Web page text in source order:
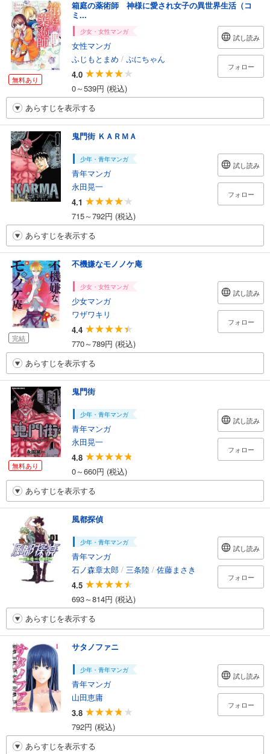
無料あり
箱庭の薬術師 神様に愛され女子の異世界生活（コ
ミ...
少女・女性マンガ
女性マンガ
ふじもとまめ / ぷにちゃん
4.0
0～539円 (税込)
試し読み
フォロー
あらすじを表示する
鬼門街 ＫＡＲＭＡ
少年・青年マンガ
青年マンガ
永田晃一
4.1
715～792円 (税込)
試し読み
フォロー
あらすじを表示する
完結
不機嫌なモノノケ庵
少女・女性マンガ
少女マンガ
ワザワキリ
4.4
770～789円 (税込)
試し読み
フォロー
あらすじを表示する
無料あり
鬼門街
少年・青年マンガ
青年マンガ
永田晃一
4.8
0～660円 (税込)
試し読み
フォロー
あらすじを表示する
風都探偵
少年・青年マンガ
青年マンガ
石ノ森章太郎 / 三条陸 / 佐藤まさき
4.5
693～814円 (税込)
試し読み
フォロー
あらすじを表示する
サタノファニ
少年・青年マンガ
青年マンガ
山田恵庸
3.8
792円 (税込)
試し読み
フォロー
あらすじを表示する